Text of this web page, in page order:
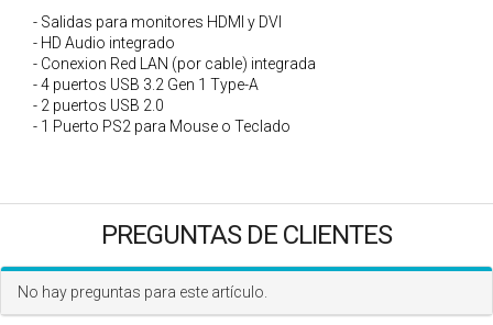
- Salidas para monitores HDMI y DVI
- HD Audio integrado
- Conexion Red LAN (por cable) integrada
- 4 puertos USB 3.2 Gen 1 Type-A
- 2 puertos USB 2.0
- 1 Puerto PS2 para Mouse o Teclado
PREGUNTAS DE CLIENTES
No hay preguntas para este artículo.